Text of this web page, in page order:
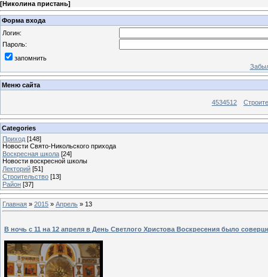
[Николина пристань]
Форма входа
Логин:
Пароль:
запомнить
Меню сайта
4534512
Categories
Приход [148]
Новости Свято-Никольского прихода
Воскресная школа [24]
Новости воскресной школы
Лекторий [51]
Строительство [13]
Район [37]
Главная » 2015 » Апрель » 13
В ночь с 11 на 12 апреля в День Светлого Христова Воскресения было